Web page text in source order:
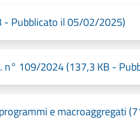
- Pubblicato il 05/02/2025)
n° 109/2024 (137,3 KB -
e macroaggregati